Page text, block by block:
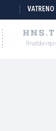
VATRENO
Hrvatske